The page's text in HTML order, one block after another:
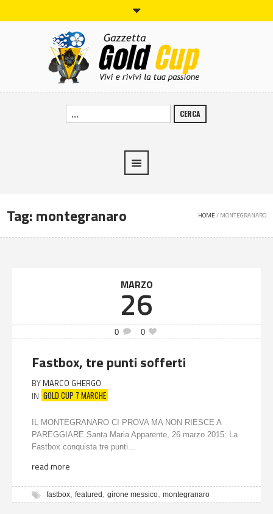
CERCA
Tag:montegranaro HOME/ MONTEGRANARO
MARZO
26
0 0
Fastbox, tre punti sofferti
BY MARCO GHERGO
IN GOLD CUP 7 MARCHE
IL MONTEGRANARO CI PROVA MA NON RIESCE A
PAREGGIARE Santa Maria Apparente, 26 marzo 2015: La
Fastbox conquista tre punti...
read more
fastbox, featured , girone messico, montegranaro